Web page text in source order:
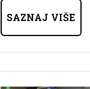
SAZNAJ VIŠE